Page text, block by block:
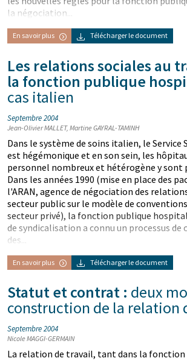
la négociation...
En savoir plus Télécharger le document
Les relations sociales au
la fonction publique
cas italien
Septembre 2004
Jean-Olivier MALLET, Martine GAYRAL-TAMINH
Dans le système de soins italien, le
est hégémonique et en son sein, les
personnel nombreux et hétérogène y sont
Dans les années 1990 (mise en place des
l'ARAN, agence de négociation des
secteur public sur le modèle de
secteur privé), la fonction publique
de syndicalisation a connu un processus
des...
En savoir plus Télécharger le document
Statut et contrat : deux
construction de la relation
Septembre 2004
Nicole MAGGI-GERMAIN
La relation de travail, tant dans la fonction